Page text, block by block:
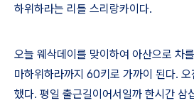
하위하라는 리틀 스리랑카이다.
오늘 웨삭데이를 맞이하여 아산으로 차
마하위하라까지 60키로 가까이 된다. 오
했다. 평일 출근길이어서일까 한시간 삼